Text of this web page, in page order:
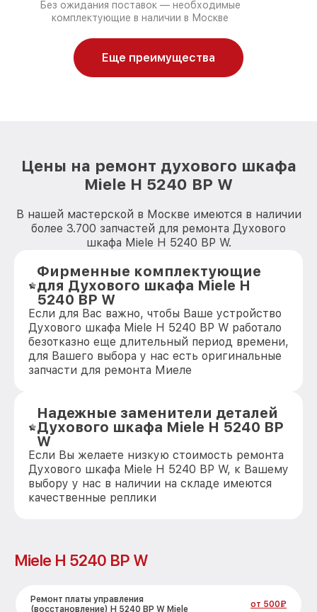
Без ожидания поставок — необходимые
комплектующие в наличии в Москве
Еще преимущества
Цены на ремонт духового шкафа
Miele H 5240 BP W
В нашей мастерской в Москве имеются в наличии
более 3.700 запчастей для ремонта Духового
шкафа Miele H 5240 BP W.
Фирменные комплектующие
для Духового шкафа Miele H
5240 BP W
Если для Вас важно, чтобы Ваше устройство
Духового шкафа Miele H 5240 BP W работало
безотказно еще длительный период времени,
для Вашего выбора у нас есть оригинальные
запчасти для ремонта Миеле
Надежные заменители деталей
Духового шкафа Miele H 5240 BP
W
Если Вы желаете низкую стоимость ремонта
Духового шкафа Miele H 5240 BP W, к Вашему
выбору у нас в наличии на складе имеются
качественные реплики
Miele H 5240 BP W
Ремонт платы управления
(восстановление) H 5240 BP W Miele
от 500₽